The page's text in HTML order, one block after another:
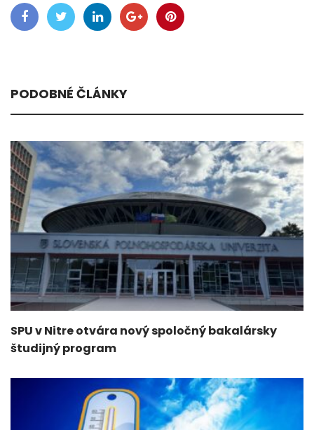
PODOBNÉ ČLÁNKY
SPU v Nitre otvára nový spoločný bakalársky
študijný program